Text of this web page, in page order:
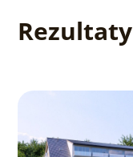
Rezultaty